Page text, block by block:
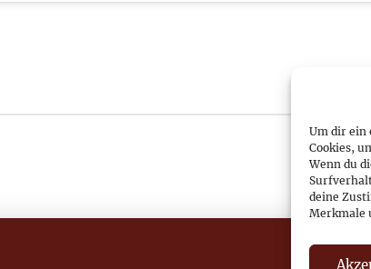
Um dir ein
Cookies,
Wenn du
deine
Merkmale